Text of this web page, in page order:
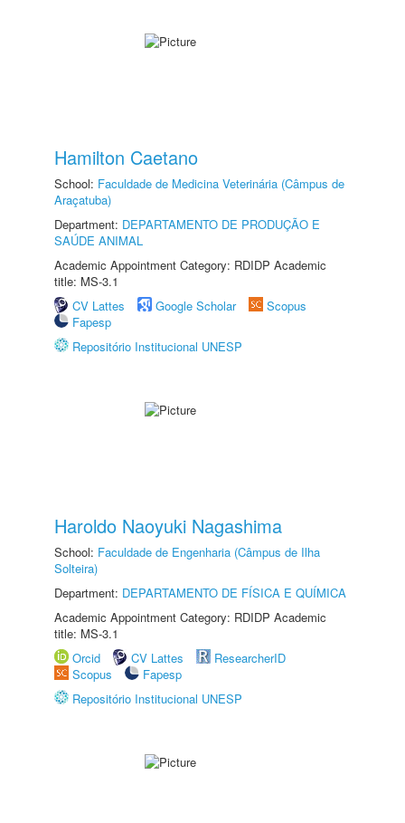
Hamilton Caetano
School: Faculdade de Medicina Veterinária (Câmpus de
Araçatuba)
Department: DEPARTAMENTO DE PRODUÇÃO E
SAÚDE ANIMAL
Academic Appointment Category: RDIDP Academic
title: MS-3.1
CV Lattes
Google Scholar
Scopus
Fapesp
Repositório Institucional UNESP
Haroldo Naoyuki Nagashima
School: Faculdade de Engenharia (Câmpus de Ilha
Solteira)
Department: DEPARTAMENTO DE FÍSICA E QUÍMICA
Academic Appointment Category: RDIDP Academic
title: MS-3.1
Orcid
CV Lattes
ResearcherID
Scopus
Fapesp
Repositório Institucional UNESP